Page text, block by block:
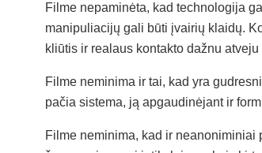
Filme nepaminėta, kad technologija
manipuliacijų gali būti įvairių klaidų.
kliūtis ir realaus kontakto dažnu
Filme neminima ir tai, kad yra
pačia sistema, ją apgaudinėjant ir
Filme neminima, kad ir